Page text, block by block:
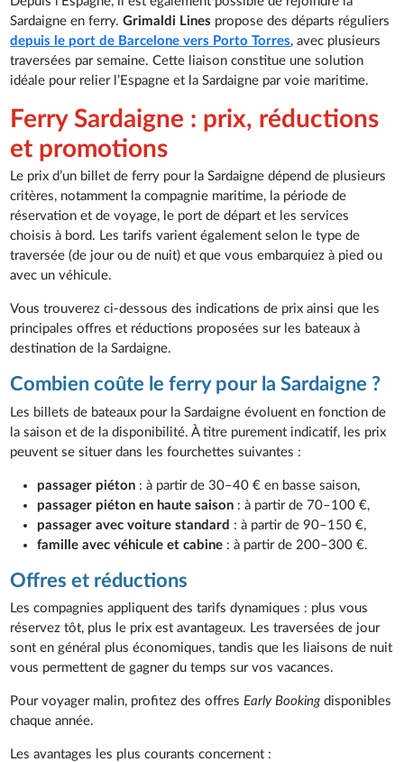
Sardaigne en ferry.Grimaldi Lines propose des départs réguliers
depuis le port de Barcelone vers Porto Torres, avec plusieurs
traversées par semaine. Cette liaison constitue une solution
idéale pour relier l’Espagne et la Sardaigne par voie maritime.
Ferry Sardaigne : prix, réductions
et promotions
Le prix d’un billet de ferry pour la Sardaigne dépend de plusieurs
critères, notamment la compagnie maritime, la période de
réservation et de voyage, le port de départ et les services
choisis à bord. Les tarifs varient également selon le type de
traversée (de jour ou de nuit) et que vous embarquiez à pied ou
avec un véhicule.
Vous trouverez ci-dessous des indications de prix ainsi que les
principales offres et réductions proposées sur les bateaux à
destination de la Sardaigne.
Combien coûte le ferry pour la Sardaigne ?
Les billets de bateaux pour la Sardaigne évoluent en fonction de
la saison et de la disponibilité. À titre purement indicatif, les prix
peuvent se situer dans les fourchettes suivantes :
passager piéton : à partir de 30–40 € en basse saison,
passager piéton en haute saison : à partir de 70–100 €,
passager avec voiture standard : à partir de 90–150 €,
famille avec véhicule et cabine : à partir de 200–300 €.
Offres et réductions
Les compagnies appliquent des tarifs dynamiques : plus vous
réservez tôt, plus le prix est avantageux. Les traversées de jour
sont en général plus économiques, tandis que les liaisons de nuit
vous permettent de gagner du temps sur vos vacances.
Pour voyager malin, profitez des offresEarly Booking disponibles
chaque année.
Les avantages les plus courants concernent :